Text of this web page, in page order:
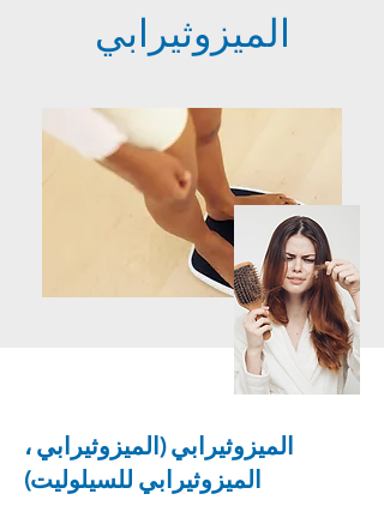
الميزوثيرابي
الميزوثيرابي (الميزوثيرابي ،
الميزوثيرابي للسيلوليت)